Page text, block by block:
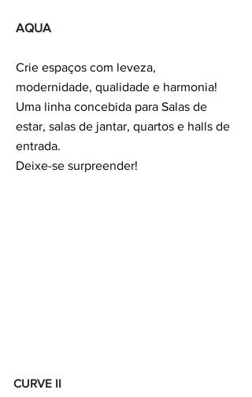
AQUA
Crie espaços com leveza,
modernidade, qualidade e harmonia!
Uma linha concebida para Salas de
estar, salas de jantar, quartos e halls de
entrada.
Deixe-se surpreender!
CURVE II